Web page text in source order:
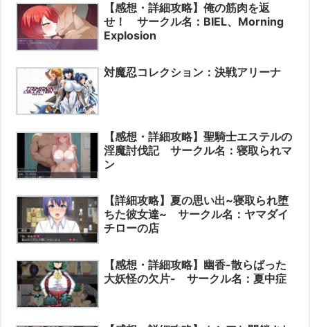
【感想・詳細攻略】俺の筋肉を返
せ！ サークル名：BIEL、Morning
Explosion
対魔忍コレクション：決戦アリーナ
【感想・詳細攻略】聖騎士エステルの
淫魔討伐記 サークル名：寝取られマ
ン
【詳細攻略】夏の思い出~寝取られ堕
ちた彼女達~ サークル名：ヤマダイ
チローの店
【感想・詳細攻略】幽香-散らばった
大妖怪の欠片- サークル名：夏中症